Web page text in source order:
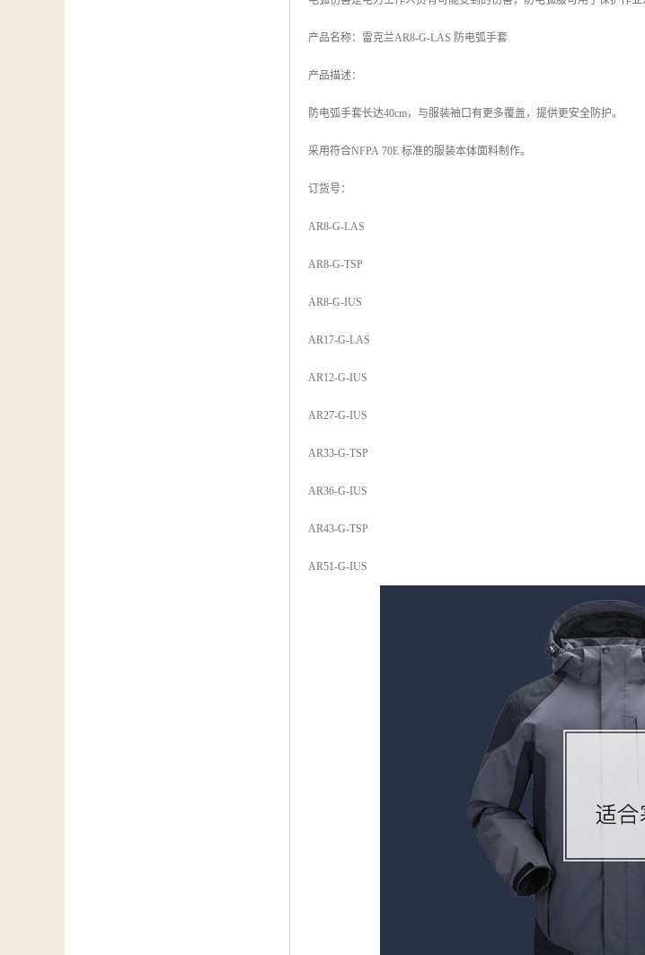
产品名称：雷克兰AR8-G-LAS 防电弧手套
产品描述：
防电弧手套长达40cm，与服装袖口有更多覆盖，提供更安全防护。
采用符合NFPA 70E 标准的服装本体面料制作。
订货号：
AR8-G-LAS
AR8-G-TSP
AR8-G-IUS
AR17-G-LAS
AR12-G-IUS
AR27-G-IUS
AR33-G-TSP
AR36-G-IUS
AR43-G-TSP
AR51-G-IUS